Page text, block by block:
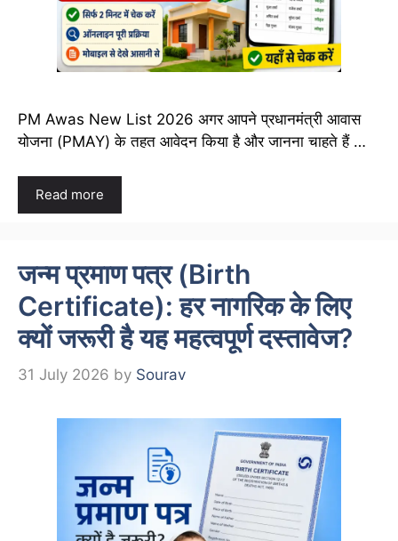
PM Awas New List 2026 अगर आपने प्रधानमंत्री आवास
योजना (PMAY) के तहत आवेदन किया है और जानना चाहते हैं …
Read more
जन्म प्रमाण पत्र (Birth
Certificate): हर नागरिक के लिए
क्यों जरूरी है यह महत्वपूर्ण दस्तावेज?
31 July 2026 by Sourav